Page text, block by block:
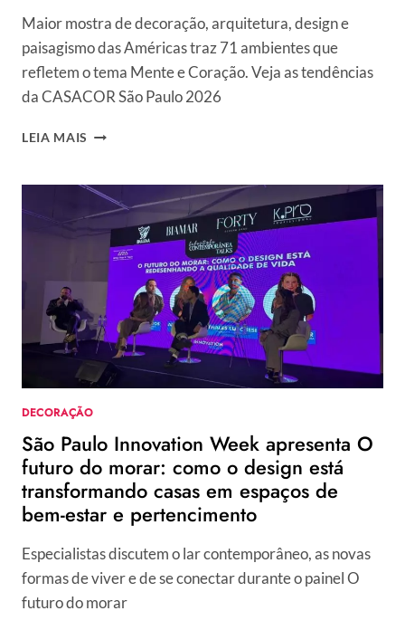
Maior mostra de decoração, arquitetura, design e
paisagismo das Américas traz 71 ambientes que
refletem o tema Mente e Coração. Veja as tendências
da CASACOR São Paulo 2026
LEIA MAIS ESTAS
10
TENDÊNCIAS
DECORAÇÃO
CASACOR
SÃO
PAULO
2026
DECORAÇÃO
São Paulo Innovation Week apresenta O
futuro do morar: como o design está
transformando casas em espaços de
bem-estar e pertencimento
Especialistas discutem o lar contemporâneo, as novas
formas de viver e de se conectar durante o painel O
futuro do morar